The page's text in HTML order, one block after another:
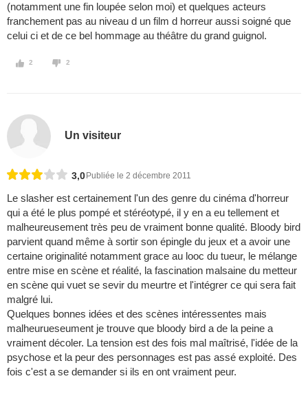
(notamment une fin loupée selon moi) et quelques acteurs
franchement pas au niveau d un film d horreur aussi soigné que
celui ci et de ce bel hommage au théâtre du grand guignol.
2 2
Un visiteur
3,0 Publiée le 2 décembre 2011
Le slasher est certainement l'un des genre du cinéma d'horreur
qui a été le plus pompé et stéréotypé, il y en a eu tellement et
malheureusement très peu de vraiment bonne qualité. Bloody bird
parvient quand même à sortir son épingle du jeux et a avoir une
certaine originalité notamment grace au looc du tueur, le mélange
entre mise en scène et réalité, la fascination malsaine du metteur
en scène qui vuet se sevir du meurtre et l'intégrer ce qui sera fait
malgré lui.
Quelques bonnes idées et des scènes intéressentes mais
malheurueseument je trouve que bloody bird a de la peine a
vraiment décoler. La tension est des fois mal maîtrisé, l'idée de la
psychose et la peur des personnages est pas assé exploité. Des
fois c'est a se demander si ils en ont vraiment peur.